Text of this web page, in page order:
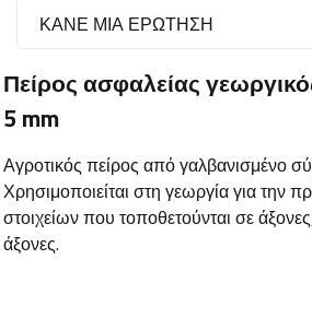
ΚΆΝΕ ΜΙΑ ΕΡΏΤΗΣΗ
Πείρος ασφαλείας
5 mm
Αγροτικός πείρος από γαλβανισμένο
Χρησιμοποιείται στη γεωργία για την
στοιχείων που τοποθετούνται σε
άξονες.